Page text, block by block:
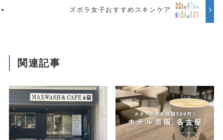
ズボラ女子おすすめスキンケア
関連記事